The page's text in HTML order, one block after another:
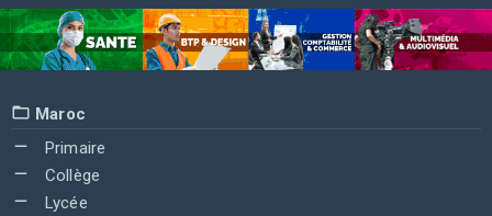
Maroc
Primaire
Collège
Lycée